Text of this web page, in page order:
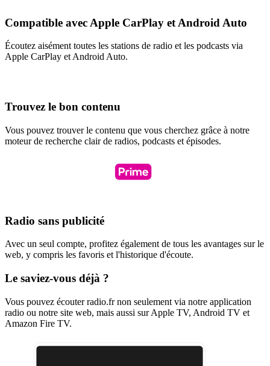
Compatible avec Apple CarPlay et Android Auto
Écoutez aisément toutes les stations de radio et les podcasts via
Apple CarPlay et Android Auto.
Trouvez le bon contenu
Vous pouvez trouver le contenu que vous cherchez grâce à notre
moteur de recherche clair de radios, podcasts et épisodes.
Radio sans publicité
Avec un seul compte, profitez également de tous les avantages sur le
web, y compris les favoris et l'historique d'écoute.
Le saviez-vous déjà ?
Vous pouvez écouter radio.fr non seulement via notre application
radio ou notre site web, mais aussi sur Apple TV, Android TV et
Amazon Fire TV.